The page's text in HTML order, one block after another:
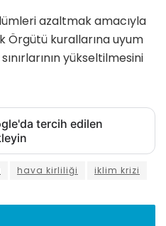
azaltmak amacıyla
Örgütü kurallarına uyum
yükseltilmesini
tercih edilen
hava kirliliği iklim krizi